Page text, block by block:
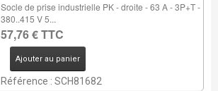
Socle de prise industrielle PK - droite - 63 A - 3P+T -
380..415 V 5...
57,76 € TTC
Ajouter au panier
Référence : SCH81682